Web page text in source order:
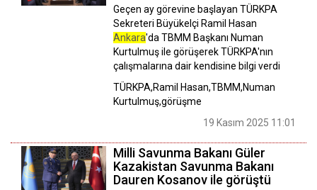
Geçen ay görevine başlayan TÜRKPA
Sekreteri Büyükelçi Ramil Hasan
Ankara'da TBMM Başkanı Numan
Kurtulmuş ile görüşerek TÜRKPA'nın
çalışmalarına dair kendisine bilgi verdi
TÜRKPA,Ramil Hasan,TBMM,Numan
Kurtulmuş,görüşme
19 Kasım 2025 11:01
Milli Savunma Bakanı Güler
Kazakistan Savunma Bakanı
Dauren Kosanov ile görüştü